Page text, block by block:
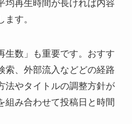
均再生時間が長ければ内容
す。
生数」も重要です。おすす
索、外部流入などどの経路
法やタイトルの調整方針が
組み合わせて投稿日と時間